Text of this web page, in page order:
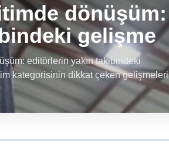
dönüşüm:
gelişme
editörlerin yakın takibindeki
kategorisinin dikkat çeken gelişmeleri